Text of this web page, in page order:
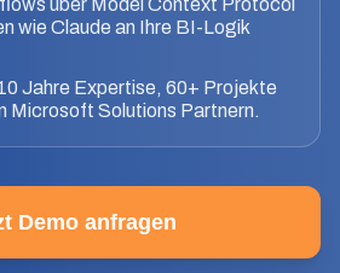
über Model Context Protocol
wie Claude an Ihre BI-Logik
Jahre Expertise, 60+ Projekte
Microsoft Solutions Partnern.
Demo anfragen